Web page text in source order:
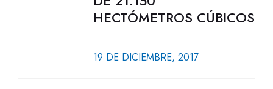
HECTÓMETROS CÚBICOS
19 DE DICIEMBRE, 2017